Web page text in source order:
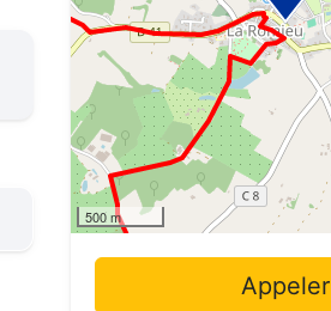
500 m
Appeler